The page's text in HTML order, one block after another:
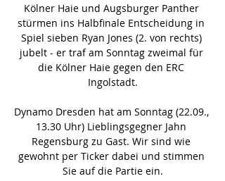
Kölner Haie und Augsburger Panther
stürmen ins Halbfinale Entscheidung in
Spiel sieben Ryan Jones (2. von rechts)
jubelt - er traf am Sonntag zweimal für
die Kölner Haie gegen den ERC
Ingolstadt.
Dynamo Dresden hat am Sonntag (22.09.,
13.30 Uhr) Lieblingsgegner Jahn
Regensburg zu Gast. Wir sind wie
gewohnt per Ticker dabei und stimmen
Sie auf die Partie ein.